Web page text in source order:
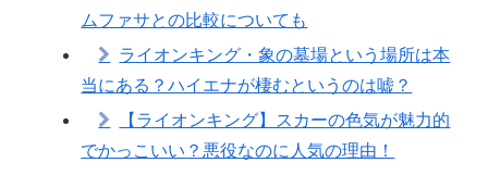
ムファサとの比較についても
ライオンキング・象の墓場という場所は本
当にある？ハイエナが棲むというのは嘘？
【ライオンキング】スカーの色気が魅力的
でかっこいい？悪役なのに人気の理由！